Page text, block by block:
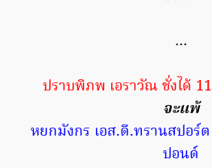
…
ปราบพิภพ เอราวัณ ชั่งได้
จะแพ้
หยกมังกร เอส.ดี.ทรานสปอร์
ปอนด์